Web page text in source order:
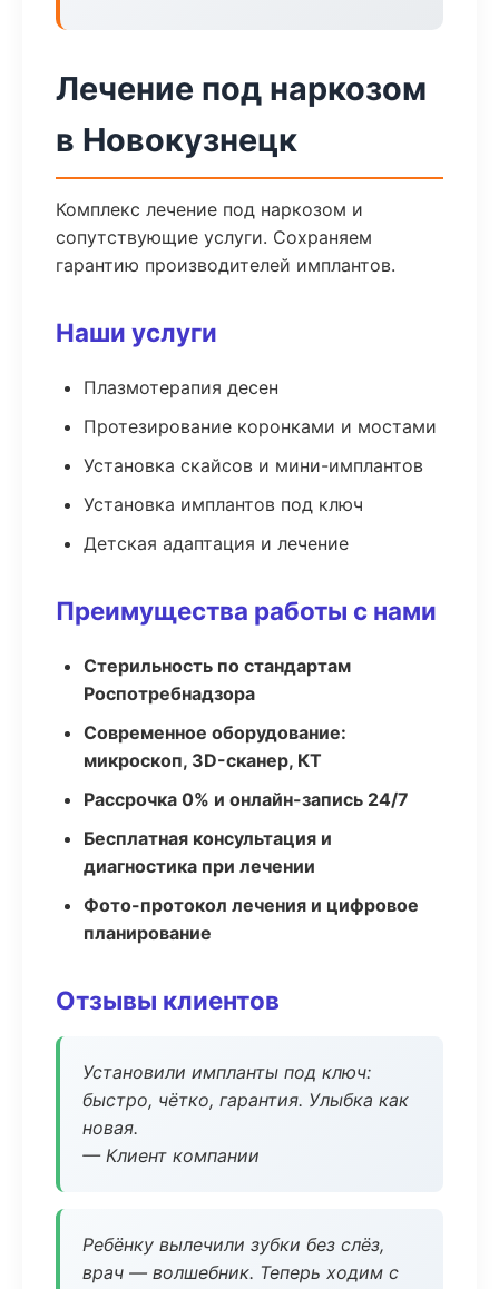
Лечение под наркозом
в Новокузнецк
Комплекс лечение под наркозом и
сопутствующие услуги. Сохраняем
гарантию производителей имплантов.
Наши услуги
Плазмотерапия десен
Протезирование коронками и мостами
Установка скайсов и мини-имплантов
Установка имплантов под ключ
Детская адаптация и лечение
Преимущества работы с нами
Стерильность по стандартам
Роспотребнадзора
Современное оборудование:
микроскоп, 3D-сканер, КТ
Рассрочка 0% и онлайн-запись 24/7
Бесплатная консультация и
диагностика при лечении
Фото-протокол лечения и цифровое
планирование
Отзывы клиентов
Установили импланты под ключ:
быстро, чётко, гарантия. Улыбка как
новая.
— Клиент компании
Ребёнку вылечили зубки без слёз,
врач — волшебник. Теперь ходим с